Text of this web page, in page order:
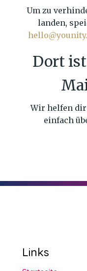
Um zu
landen,
Dort
Wir helfen dir
einfach
Links